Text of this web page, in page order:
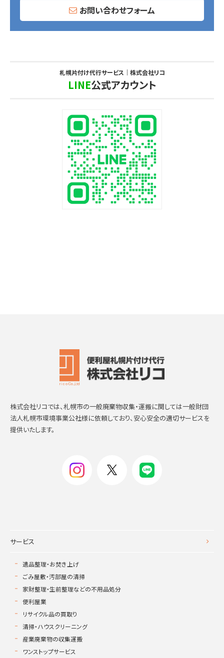
お問い合わせフォーム
札幌片付け代行サービス｜株式会社リコ
LINE公式アカウント
株式会社リコでは、札幌市の一般廃棄物収集・運搬に関しては一般財団
法人札幌市環境事業公社様に依頼しており、安心安全の適切サービスを
提供いたします。
サービス
遺品整理・お焚き上げ
ごみ屋敷・汚部屋の清掃
家財整理・生前整理などの不用品処分
便利屋業
リサイクル品の買取り
清掃・ハウスクリーニング
産業廃棄物の収集運搬
ワンストップサービス